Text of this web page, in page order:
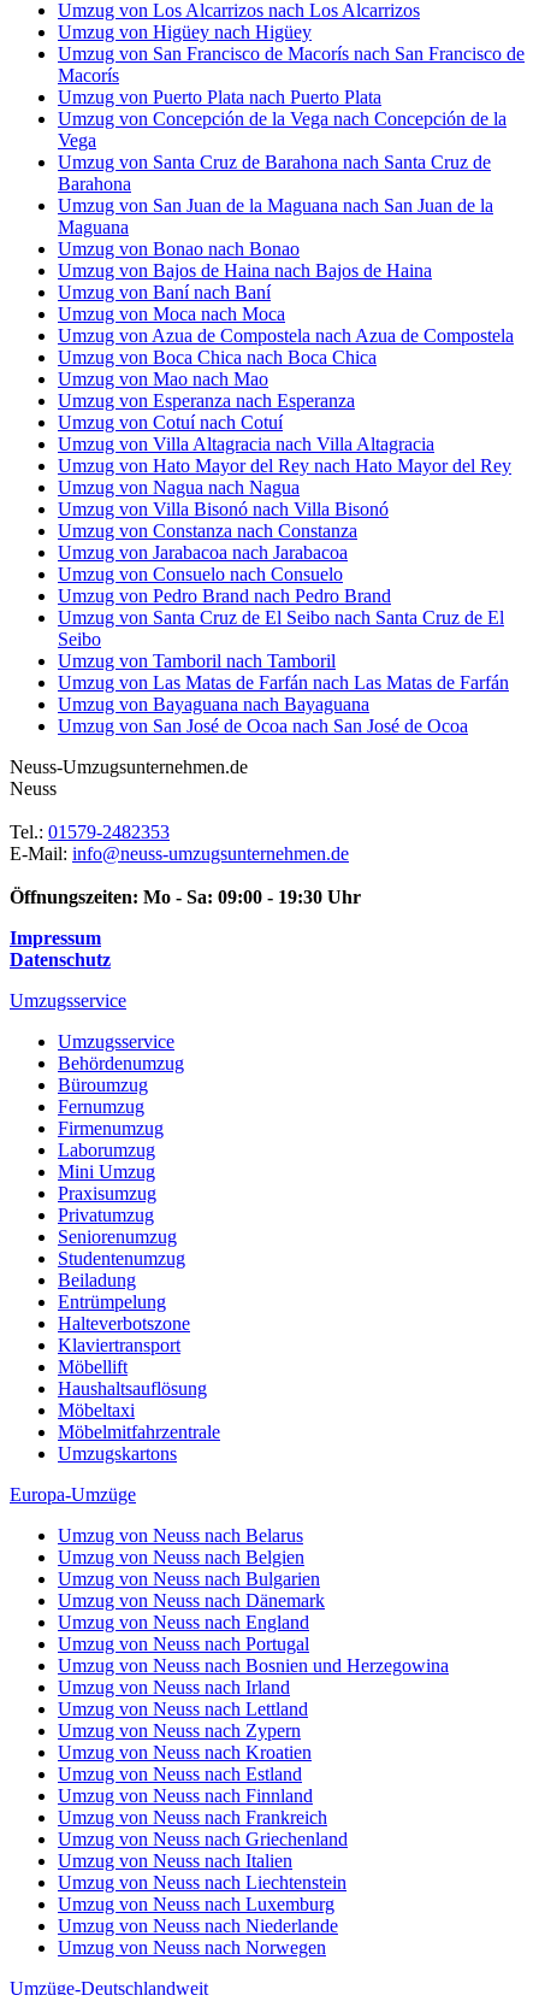
Umzug von Los Alcarrizos nach Los Alcarrizos
Umzug von Higüey nach Higüey
Umzug von San Francisco de Macorís nach San Francisco de
Macorís
Umzug von Puerto Plata nach Puerto Plata
Umzug von Concepción de la Vega nach Concepción de la
Vega
Umzug von Santa Cruz de Barahona nach Santa Cruz de
Barahona
Umzug von San Juan de la Maguana nach San Juan de la
Maguana
Umzug von Bonao nach Bonao
Umzug von Bajos de Haina nach Bajos de Haina
Umzug von Baní nach Baní
Umzug von Moca nach Moca
Umzug von Azua de Compostela nach Azua de Compostela
Umzug von Boca Chica nach Boca Chica
Umzug von Mao nach Mao
Umzug von Esperanza nach Esperanza
Umzug von Cotuí nach Cotuí
Umzug von Villa Altagracia nach Villa Altagracia
Umzug von Hato Mayor del Rey nach Hato Mayor del Rey
Umzug von Nagua nach Nagua
Umzug von Villa Bisonó nach Villa Bisonó
Umzug von Constanza nach Constanza
Umzug von Jarabacoa nach Jarabacoa
Umzug von Consuelo nach Consuelo
Umzug von Pedro Brand nach Pedro Brand
Umzug von Santa Cruz de El Seibo nach Santa Cruz de El
Seibo
Umzug von Tamboril nach Tamboril
Umzug von Las Matas de Farfán nach Las Matas de Farfán
Umzug von Bayaguana nach Bayaguana
Umzug von San José de Ocoa nach San José de Ocoa
Neuss-Umzugsunternehmen.de
Neuss
Tel.: 01579-2482353
E-Mail: info@neuss-umzugsunternehmen.de
Öffnungszeiten: Mo - Sa: 09:00 - 19:30 Uhr
Impressum
Datenschutz
Umzugsservice
Umzugsservice
Behördenumzug
Büroumzug
Fernumzug
Firmenumzug
Laborumzug
Mini Umzug
Praxisumzug
Privatumzug
Seniorenumzug
Studentenumzug
Beiladung
Entrümpelung
Halteverbotszone
Klaviertransport
Möbellift
Haushaltsauflösung
Möbeltaxi
Möbelmitfahrzentrale
Umzugskartons
Europa-Umzüge
Umzug von Neuss nach Belarus
Umzug von Neuss nach Belgien
Umzug von Neuss nach Bulgarien
Umzug von Neuss nach Dänemark
Umzug von Neuss nach England
Umzug von Neuss nach Portugal
Umzug von Neuss nach Bosnien und Herzegowina
Umzug von Neuss nach Irland
Umzug von Neuss nach Lettland
Umzug von Neuss nach Zypern
Umzug von Neuss nach Kroatien
Umzug von Neuss nach Estland
Umzug von Neuss nach Finnland
Umzug von Neuss nach Frankreich
Umzug von Neuss nach Griechenland
Umzug von Neuss nach Italien
Umzug von Neuss nach Liechtenstein
Umzug von Neuss nach Luxemburg
Umzug von Neuss nach Niederlande
Umzug von Neuss nach Norwegen
Umzüge-Deutschlandweit